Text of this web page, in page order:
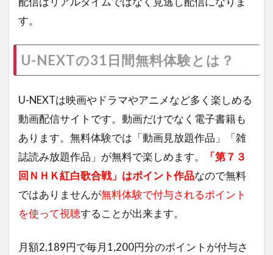
す。
U-NEXTの31日間無料体験とは？
U-NEXTは映画やドラマやアニメなど多く楽しめる
動画配信サイトです。動画だけでなく電子書籍も
あります。無料体験では「動画見放題作品」「雑
誌読み放題作品」が無料で楽しめます。
「第７３
回ＮＨＫ紅白歌合戦」はポイント作品なので無料
ではありませんが無料体験で付与されるポイント
を使って視聴することが出来ます。
月額2,189円で毎月1,200円分のポイントが付与さ